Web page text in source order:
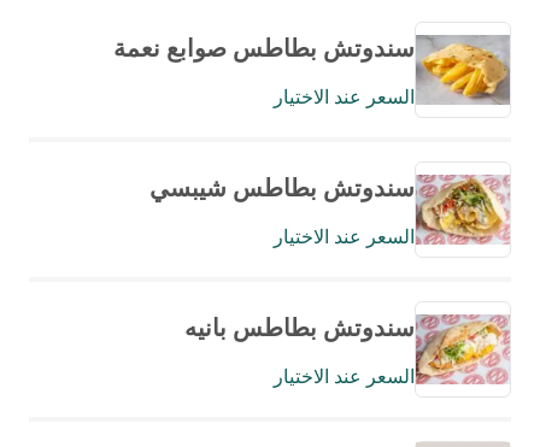
سندوتش بطاطس صوابع نعمة
السعر عند الاختيار
سندوتش بطاطس شيبسي
السعر عند الاختيار
سندوتش بطاطس بانيه
السعر عند الاختيار